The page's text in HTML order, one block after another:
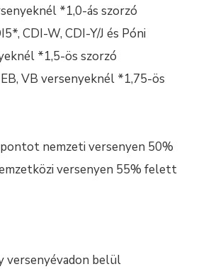
*1,0-ás szorzó
CDI-W, CDI-Y/J és Póni
*1,5-ös szorzó
VB versenyeknél *1,75-ös
nemzeti versenyen 50%
versenyen 55% felett
versenyévadon belül